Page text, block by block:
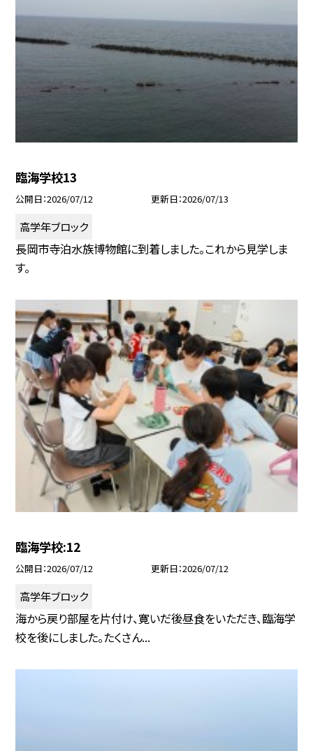
臨海学校13
公開日 2026/07/12 更新日 2026/07/13
高学年ブロック
長岡市寺泊水族博物館に到着しました。これから見学しま
す。
臨海学校:12
公開日 2026/07/12 更新日 2026/07/12
高学年ブロック
海から戻り部屋を片付け、寛いだ後昼食をいただき、臨海学
校を後にしました。たくさん...